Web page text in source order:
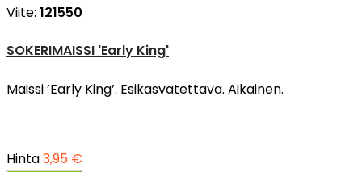
Viite: 121550
SOKERIMAISSI 'Early King'
Maissi ’Early King’. Esikasvatettava. Aikainen.
Hinta3,95 €